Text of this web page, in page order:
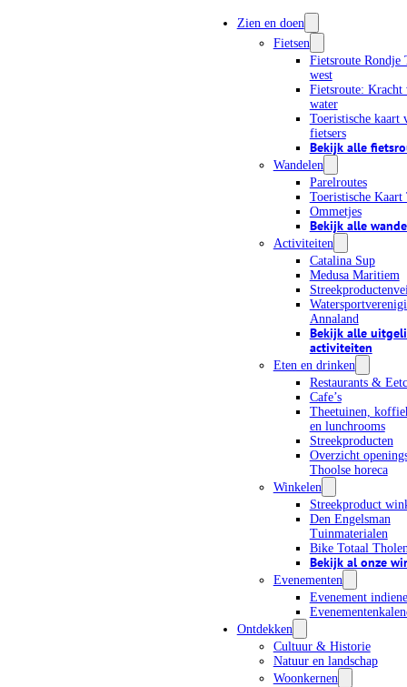
Zien en doen
Fietsen
Fietsroute Rondje
west
Fietsroute: Kracht
water
Toeristische kaart
fietsers
Bekijk alle
Wandelen
Parelroutes
Toeristische Kaart
Ommetjes
Bekijk alle
Activiteiten
Catalina Sup
Medusa Maritiem
Annaland
Bekijk alle
activiteiten
Eten en drinken
Restaurants &
Cafe’s
Theetuinen,
en lunchrooms
Streekproducten
Overzicht
Thoolse horeca
Winkelen
Streekproduct
Den Engelsman
Tuinmaterialen
Bike Totaal
Bekijk al onze
Evenementen
Evenement
Ontdekken
Cultuur & Historie
Natuur en landschap
Woonkernen
EVENEMENTEN
Op onze evenementenkalender vind je het complete aanbod van
evenementen op Tholen. Heb je een eigen event? Meld het hieronder
Abonneer je op de evenementenkalender
EVENEMENTEN ZOEKEN EN WEERGEVEN NAVIGATIE Zoeken